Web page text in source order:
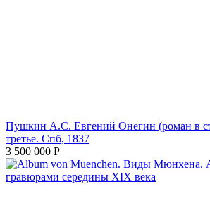
Пушкин А.С. Евгений Онегин (роман в
третье. Спб, 1837
3 500 000 Р